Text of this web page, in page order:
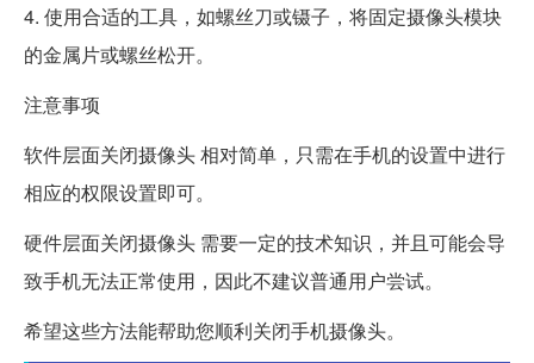
4. 使用合适的工具，如螺丝刀或镊子，将固定摄像头模块
的金属片或螺丝松开。
注意事项
软件层面关闭摄像头 相对简单，只需在手机的设置中进行
相应的权限设置即可。
硬件层面关闭摄像头 需要一定的技术知识，并且可能会导
致手机无法正常使用，因此不建议普通用户尝试。
希望这些方法能帮助您顺利关闭手机摄像头。